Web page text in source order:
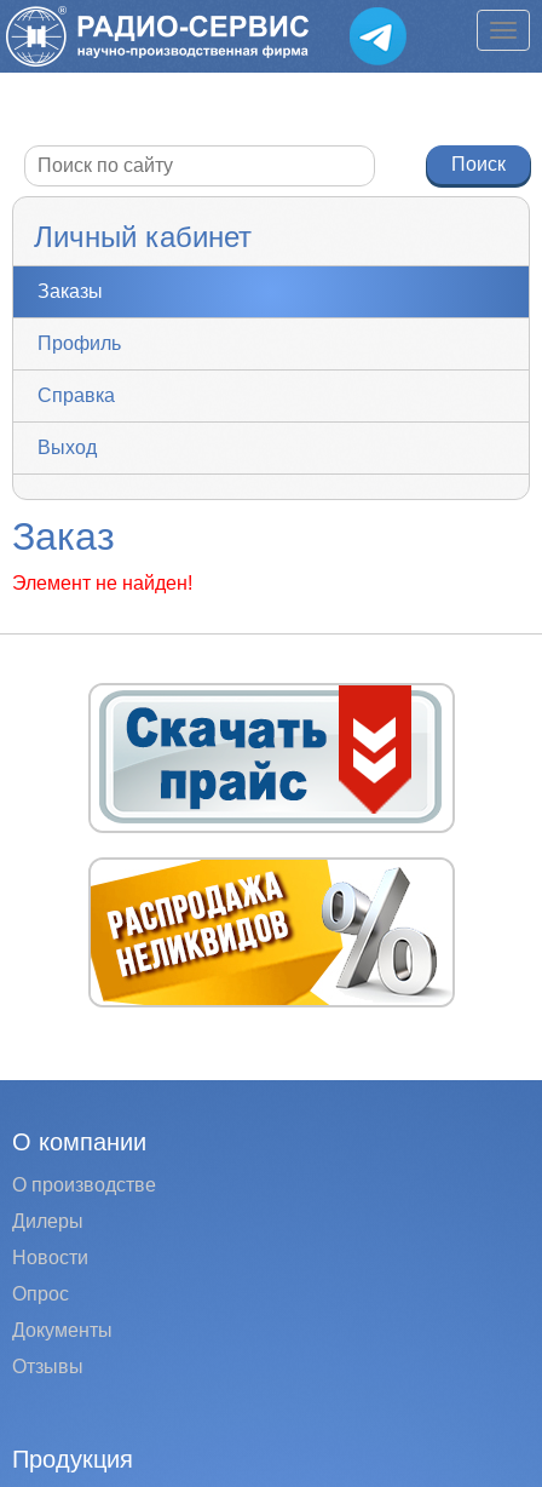
Личный кабинет
Заказы
Профиль
Справка
Выход
Заказ
Элемент не найден!
О компании
О производстве
Дилеры
Новости
Опрос
Документы
Отзывы
Продукция